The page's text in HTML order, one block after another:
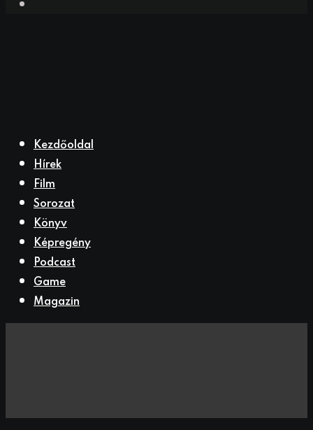
Kezdőoldal
Hírek
Film
Sorozat
Könyv
Képregény
Podcast
Game
Magazin